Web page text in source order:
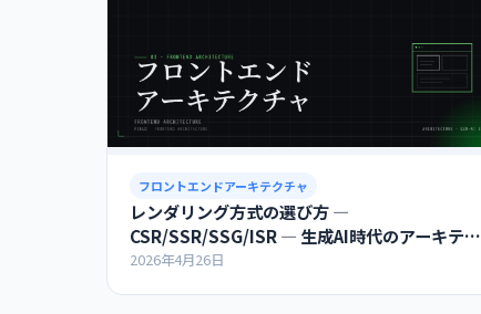
フロントエンドアーキテクチャ
レンダリング方式の選び方 ―
CSR/SSR/SSG/ISR ― 生成AI時代のアーキテク
チャ超入門
2026年4月26日